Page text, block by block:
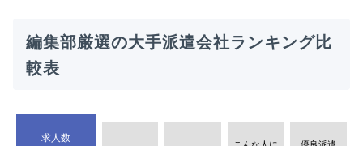
編集部厳選の大手派遣会社ランキング比
較表
求人数